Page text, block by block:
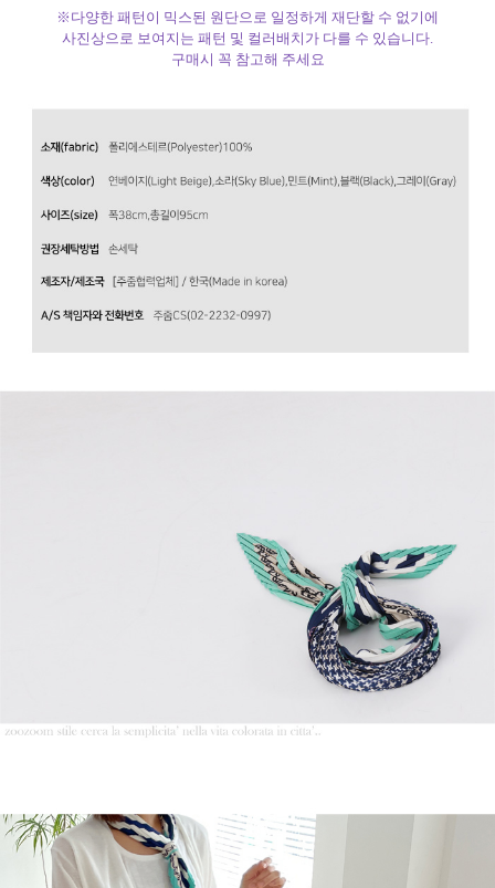
※다양한 패턴이 믹스된 원단으로 일정하게 재단할 수 없기에
사진상으로 보여지는 패턴 및 컬러배치가 다를 수 있습니다.
구매시 꼭 참고해 주세요